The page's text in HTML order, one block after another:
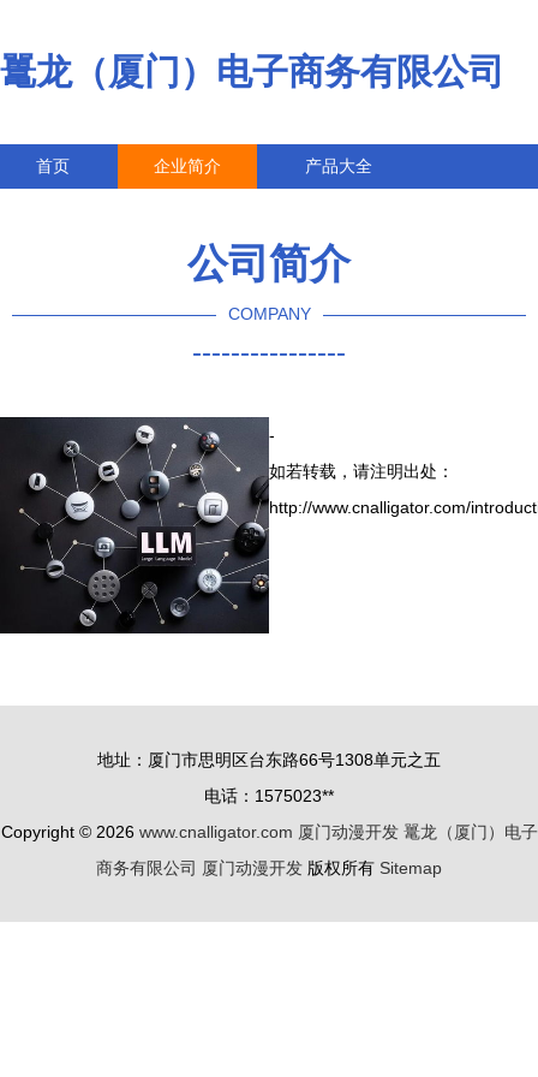
鼍龙（厦门）电子商务有限公司
首页 企业简介 产品大全
公司简介
COMPANY
----------------
-
如若转载，请注明出处：
http://www.cnalligator.com/
地址：厦门市思明区台东路66号1308单元之五
电话：1575023**
Copyright © 2026 www.cnalligator.com 厦门动漫开发 鼍龙（厦门）电子
商务有限公司 厦门动漫开发 版权所有 Sitemap